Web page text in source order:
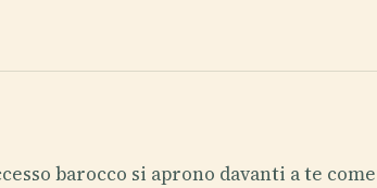
barocco si aprono davanti a te